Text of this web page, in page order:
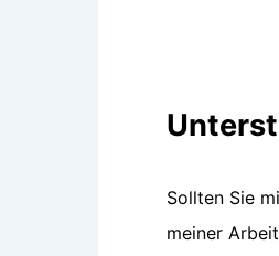
Sollten Sie
meiner